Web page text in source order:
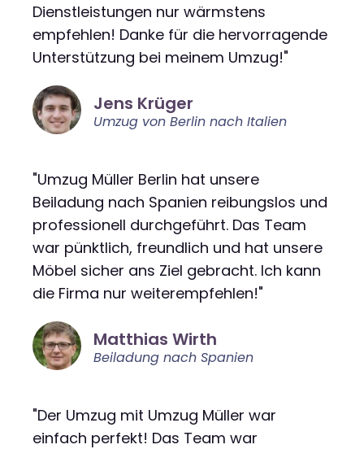
Dienstleistungen nur wärmstens
empfehlen! Danke für die hervorragende
Unterstützung bei meinem Umzug!"
Jens Krüger
Umzug von Berlin nach Italien
"Umzug Müller Berlin hat unsere
Beiladung nach Spanien reibungslos und
professionell durchgeführt. Das Team
war pünktlich, freundlich und hat unsere
Möbel sicher ans Ziel gebracht. Ich kann
die Firma nur weiterempfehlen!"
Matthias Wirth
Beiladung nach Spanien
"Der Umzug mit Umzug Müller war
einfach perfekt! Das Team war